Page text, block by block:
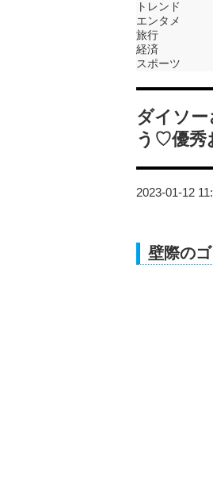
トレンド
エンタメ
旅行
経済
スポーツ
ダイソ
う♡優秀
2023-01-12
壁際の